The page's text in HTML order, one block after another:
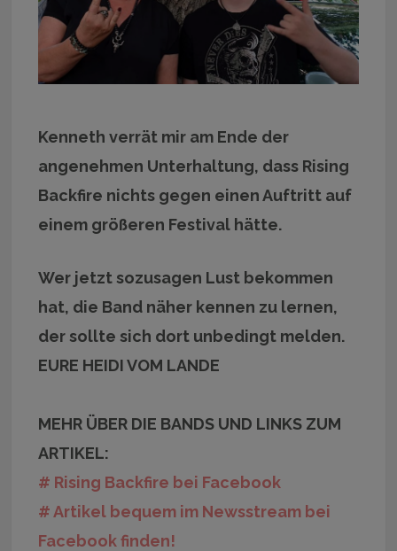
Kenneth verrät mir am Ende der
angenehmen Unterhaltung, dass Rising
Backfire nichts gegen einen Auftritt auf
einem größeren Festival hätte.
Wer jetzt sozusagen Lust bekommen
hat, die Band näher kennen zu lernen,
der sollte sich dort unbedingt melden.
EURE HEIDI VOM LANDE
MEHR ÜBER DIE BANDS UND LINKS ZUM
ARTIKEL:
# Rising Backfire bei Facebook
# Artikel bequem im Newsstream bei
Facebook finden!